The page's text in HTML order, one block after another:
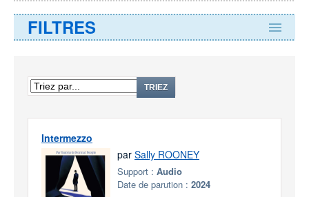
FILTRES
TRIEZ
Intermezzo
par Sally ROONEY
Support : Audio
Date de parution : 2024